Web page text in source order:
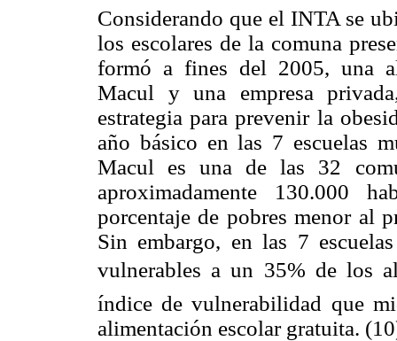
Considerando que el INTA se
los escolares de la comuna
formó a fines del 2005, una
Macul y una empresa
estrategia para prevenir la
año básico en las 7 escuelas
Macul es una de las 32
aproximadamente 130.000
porcentaje de pobres menor al
Sin embargo, en las 7
vulnerables a un 35% de los
índice de vulnerabilidad que
alimentación escolar gratuita.